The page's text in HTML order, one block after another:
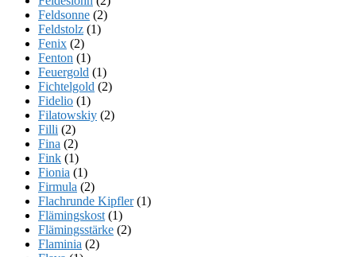
Feldsonne (2)
Feldstolz (1)
Fenix (2)
Fenton (1)
Feuergold (1)
Fichtelgold (2)
Fidelio (1)
Filatowskiy (2)
Filli (2)
Fina (2)
Fink (1)
Fionia (1)
Firmula (2)
Flachrunde Kipfler(1)
Flämingskost (1)
Flämingsstärke (2)
Flaminia (2)